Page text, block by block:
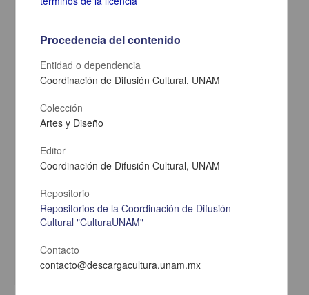
Carta de Zeferino Pérez, el general Antonio Rábago se encuentra
en la ranchería de Samalayuca
Pérez, Zeferino
Procedencia del contenido
Entidad o dependencia
Coordinación de Difusión Cultural, UNAM
Colección
Artes y Diseño
Editor
Coordinación de Difusión Cultural, UNAM
Repositorio
Repositorios de la Coordinación de Difusión
Cultural "CulturaUNAM"
Contacto
contacto@descargacultura.unam.mx